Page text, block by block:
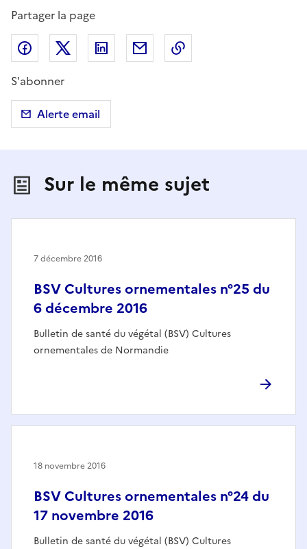
Partager la page
Partager sur Facebook
Partager sur X (anciennement Twitter)
Partager sur LinkedIn
Partager par email
S'abonner
Alerte email
Sur le même sujet
BSV Cultures ornementales n°25 du
6 décembre 2016
Bulletin de santé du végétal (BSV) Cultures
ornementales de Normandie
7 décembre 2016
BSV Cultures ornementales n°24 du
17 novembre 2016
Bulletin de santé du végétal (BSV) Cultures
18 novembre 2016